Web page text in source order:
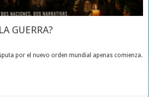
GUERRA?
por el nuevo orden mundial apenas comienza.